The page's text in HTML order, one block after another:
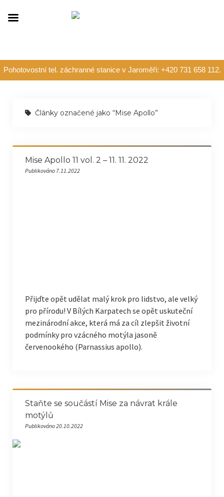
Pohotovostní tel. záchranné stanice v Jaroměři: +420 731 658 112.
Články označené jako “Mise Apollo”
Mise Apollo 11 vol. 2 – 11. 11. 2022
Publikováno 7.11.2022
Přijďte opět udělat malý krok pro lidstvo, ale velký
pro přírodu! V Bílých Karpatech se opět uskuteční
mezinárodní akce, která má za cíl zlepšit životní
podmínky pro vzácného motýla jasoně
červenookého (Parnassius apollo).
Staňte se součástí Mise za návrat krále
motýlů
Publikováno 20.10.2022